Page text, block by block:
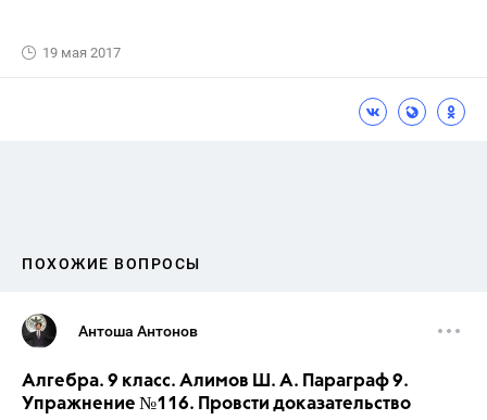
19 мая 2017
ПОХОЖИЕ ВОПРОСЫ
Антоша Антонов
Алгебра. 9 класс. Алимов Ш. А. Параграф 9.
Упражнение №116. Провсти доказательство